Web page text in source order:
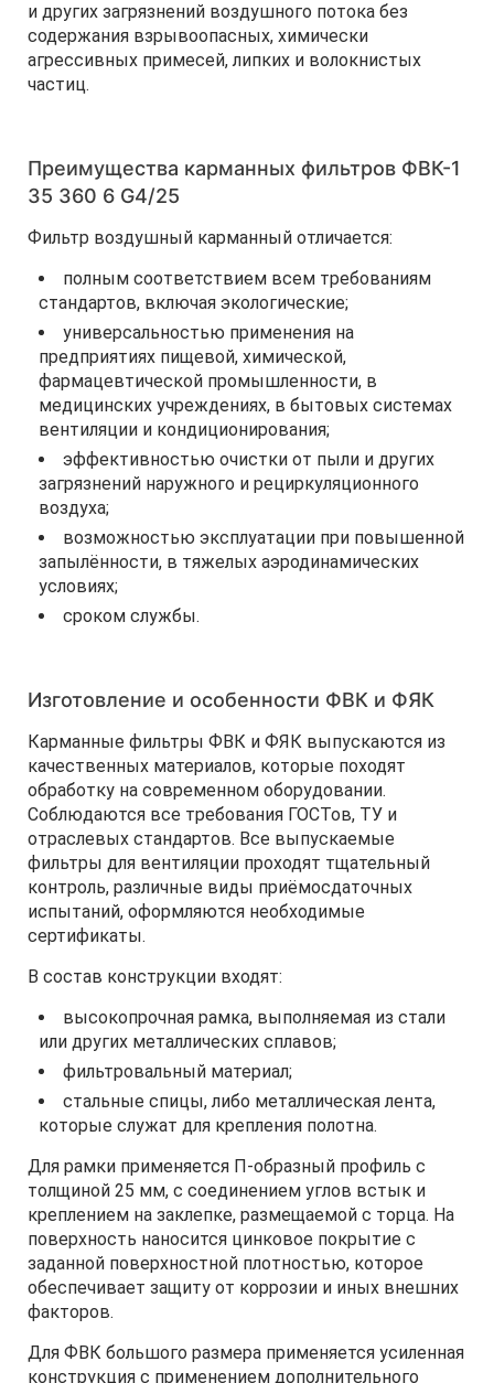
и других загрязнений воздушного потока без
содержания взрывоопасных, химически
агрессивных примесей, липких и волокнистых
частиц.
Преимущества карманных фильтров ФВК-1
35 360 6 G4/25
Фильтр воздушный карманный отличается:
полным соответствием всем требованиям
стандартов, включая экологические;
универсальностью применения на
предприятиях пищевой, химической,
фармацевтической промышленности, в
медицинских учреждениях, в бытовых системах
вентиляции и кондиционирования;
эффективностью очистки от пыли и других
загрязнений наружного и рециркуляционного
воздуха;
возможностью эксплуатации при повышенной
запылённости, в тяжелых аэродинамических
условиях;
сроком службы.
Изготовление и особенности ФВК и ФЯК
Карманные фильтры ФВК и ФЯК выпускаются из
качественных материалов, которые походят
обработку на современном оборудовании.
Соблюдаются все требования ГОСТов, ТУ и
отраслевых стандартов. Все выпускаемые
фильтры для вентиляции проходят тщательный
контроль, различные виды приёмосдаточных
испытаний, оформляются необходимые
сертификаты.
В состав конструкции входят:
высокопрочная рамка, выполняемая из стали
или других металлических сплавов;
фильтровальный материал;
стальные спицы, либо металлическая лента,
которые служат для крепления полотна.
Для рамки применяется П-образный профиль с
толщиной 25 мм, с соединением углов встык и
креплением на заклепке, размещаемой с торца. На
поверхность наносится цинковое покрытие с
заданной поверхностной плотностью, которое
обеспечивает защиту от коррозии и иных внешних
факторов.
Для ФВК большого размера применяется усиленная
конструкция с применением дополнительного